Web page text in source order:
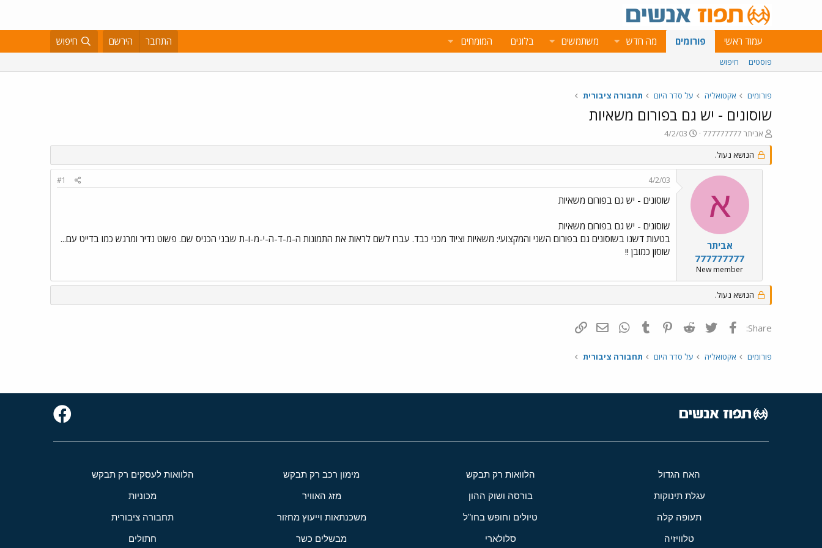
עמוד ראשי פורומים מה חדש משתמשים בלוגים המומחים התחבר הירשם חיפוש
פוסטים חיפוש
פורומים אקטואליה על סדר היום תחבורה ציבורית
שוסונים - יש גם בפורום משאיות
פ
ו
ת
ח
אביתר 777777777
פ
ו
ס
4/2/03
הנושא נעול.
א
אביתר
777777777
New member
4/2/03
#1
שוסונים - יש גם בפורום משאיות
שוסונים - יש גם בפורום משאיות
בטעות דשנו בשוסונים גם בפורום השני והמקצועי: משאיות וציוד מכני כבד. עברו לשם לראות את התמונות ה-מ-ד-ה-י-מ-ו-ת שבני הכניס שם. פשוט נדיר ומרגש כמו בדייט עם...
שוסון כמובן !!
הנושא נעול.
Share: פייסבוק Twitter
Reddit
Pinterest
Tumblr
WhatsAppדואר אלקטרוני
פורומים אקטואליה על סדר היום תחבורה ציבורית
האח הגדול הלוואות רק תבקש מימון רכב רק תבקש הלוואות לעסקים רק תבקש
עגלת תינוקות בורסה ושוק ההון מזג האוויר מכוניות
תעופה קלה טיולים וחופש בחו"ל משכנתאות וייעוץ מחזור תחבורה ציבורית
טלוויזיה סלולארי מבשלים כשר חתולים